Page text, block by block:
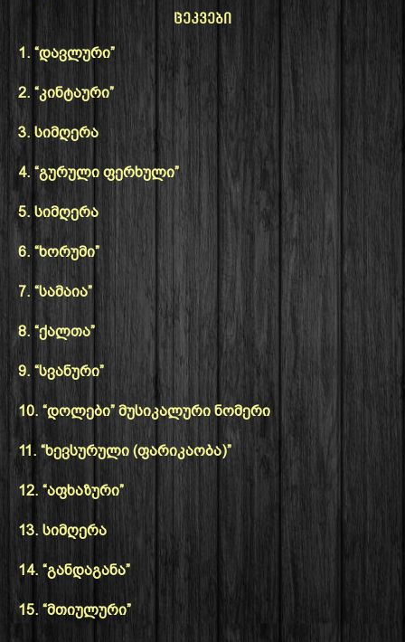
ცეკვები
1. “დავლური”
2. “კინტაური”
3. სიმღერა
4. “გურული ფერხული”
5. სიმღერა
6. “ხორუმი”
7. “სამაია”
8. “ქალთა”
9. “სვანური”
10. “დოლები” მუსიკალური ნომერი
11. “ხევსურული (ფარიკაობა)”
12. “აფხაზური”
13. სიმღერა
14. “განდაგანა”
15. “მთიულური”